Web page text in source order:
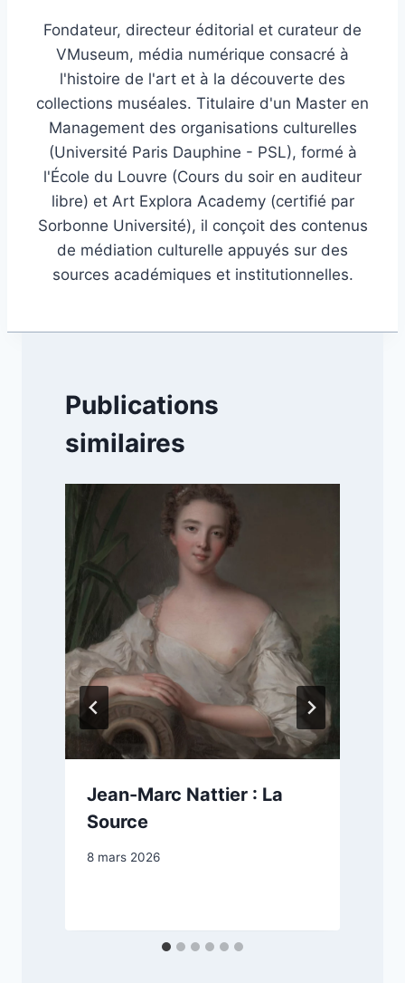
Fondateur, directeur éditorial et curateur de
VMuseum, média numérique consacré à
l'histoire de l'art et à la découverte des
collections muséales. Titulaire d'un Master en
Management des organisations culturelles
(Université Paris Dauphine - PSL), formé à
l'École du Louvre (Cours du soir en auditeur
libre) et Art Explora Academy (certifié par
Sorbonne Université), il conçoit des contenus
de médiation culturelle appuyés sur des
sources académiques et institutionnelles.
Publications
similaires
Jean-Marc Nattier : La
Source
8 mars 2026